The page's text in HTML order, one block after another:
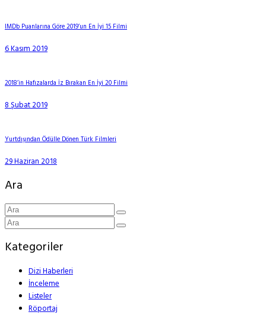
IMDb Puanlarına Göre 2019’un En İyi 15 Filmi
6 Kasım 2019
2018’in Hafızalarda İz Bırakan En İyi 20 Filmi
8 Şubat 2019
Yurtdışından Ödülle Dönen Türk Filmleri
29 Haziran 2018
Ara
Kategoriler
Dizi Haberleri
İnceleme
Listeler
Röportaj